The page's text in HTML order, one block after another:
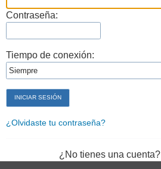
Contraseña:
Tiempo de conexión:
¿Olvidaste tu contraseña?
¿No tienes una cuenta?